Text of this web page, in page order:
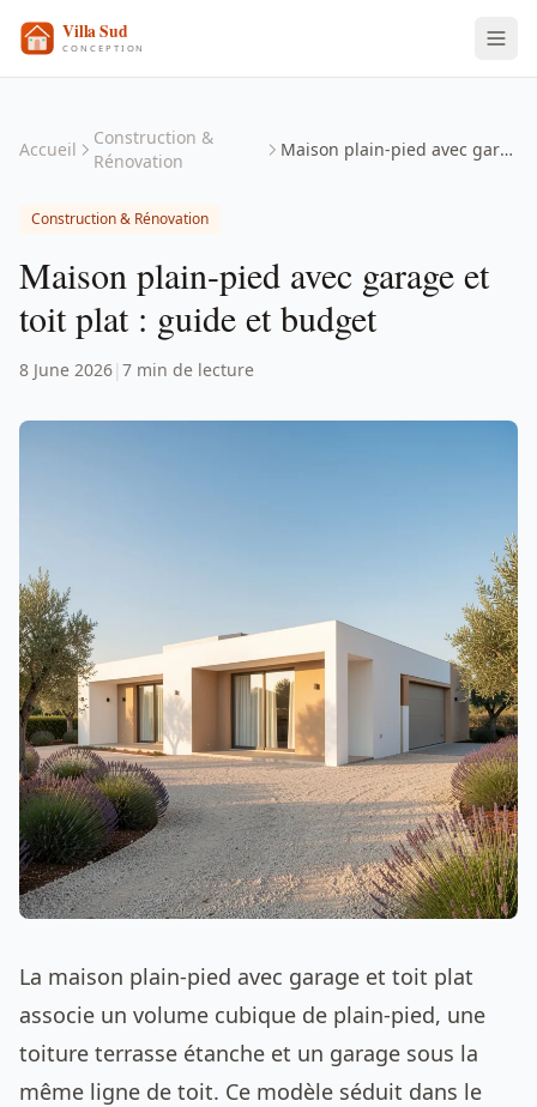
Accueil
Construction &
Rénovation
Maison plain-pied avec garage et toit plat : guide et budget
Construction & Rénovation
Maison plain-pied avec garage et
toit plat : guide et budget
8 June 2026| 7 min de lecture
La maison plain-pied avec garage et toit plat
associe un volume cubique de plain-pied, une
toiture terrasse étanche et un garage sous la
même ligne de toit. Ce modèle séduit dans le